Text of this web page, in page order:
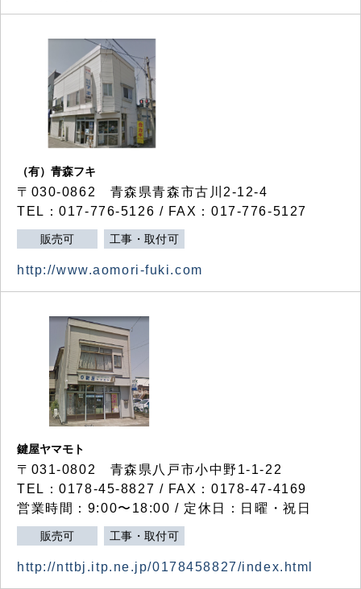
（有）青森フキ
〒030-0862 青森県青森市古川2-12-4
TEL：017-776-5126 / FAX：017-776-5127
販売可 工事・取付可
http://www.aomori-fuki.com
鍵屋ヤマモト
〒031-0802 青森県八戸市小中野1-1-22
TEL：0178-45-8827 / FAX：0178-47-4169
営業時間：9:00〜18:00 / 定休日：日曜・祝日
販売可 工事・取付可
http://nttbj.itp.ne.jp/0178458827/index.html